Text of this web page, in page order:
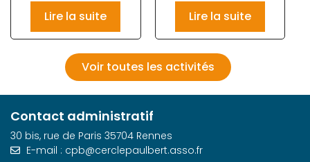
Lire la suite Lire la suite
Voir toutes les activités
Contact administratif
30 bis, rue de Paris 35704 Rennes
E-mail : cpb@cerclepaulbert.asso.fr